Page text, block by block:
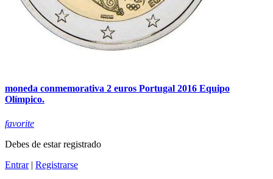
moneda conmemorativa 2 euros Portugal 2016 Equipo
Olímpico.
favorite
Debes de estar registrado
Entrar| Registrarse